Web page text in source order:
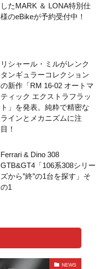
したMARK ＆ LONA特別仕
様のeBikeが予約受付中！
リシャール・ミルがレンク
タンギュラーコレクション
の新作「RM 16-02 オートマ
ティック エクストラフラッ
ト」を発表。純粋で精密な
ラインとメカニズムに注
目！
Ferrari & Dino 308
GTB&GT4「106系308シリー
ズから”終”の1台を探す」そ
の1
NEWS